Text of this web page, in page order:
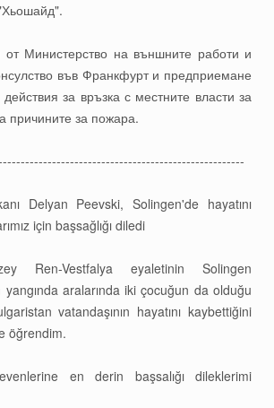
Министерство на външните работи и
във Франкфурт и предприемане
за връзка с местните власти за
причините за пожара.
Delyan Peevski, Solingen'de hayatını
için başsağlığı diledi
Ren-Vestfalya eyaletinin Solingen
yangında aralarında iki çocuğun da olduğu
vatandaşının hayatını kaybettiğini
öğrendim.
en derin başsalığı dileklerimi